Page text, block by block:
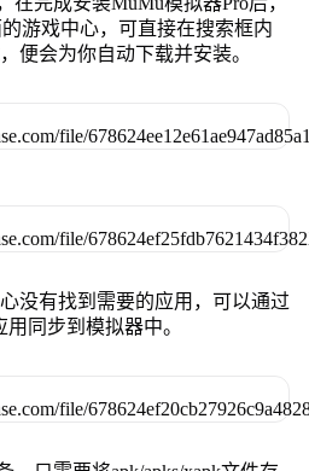
游戏中心，可直接在搜索框内
便会为你自动下载并安装。
没有找到需要的应用，可以通过
同步到模拟器中。